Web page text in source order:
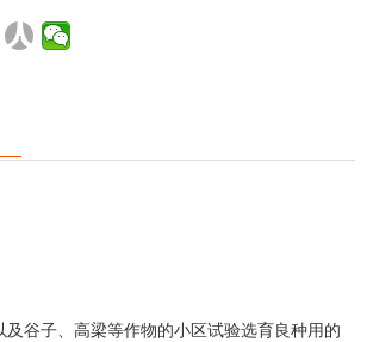
及谷子、高梁等作物的小区试验选育良种用的